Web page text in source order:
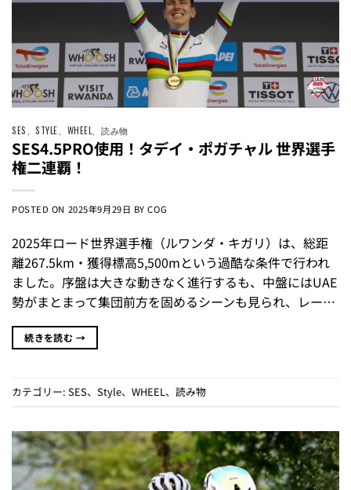
SES 、STYLE WHEEL 読み物
SES4.5PRO使用！タデイ・ポガチャル 世界選手
権二連覇！
POSTED ON 2025年9月29日 BYCOG
2025年ロード世界選手権（ルワンダ・キガリ）は、総距
離267.5km・獲得標高5,500mという過酷な条件で行われ
ました。序盤は大きな動きなく進行するも、中盤にはUAE
勢がまとまって集団前方を固めるシーンも見られ、レー…
続きを読む →
カテゴリー: SES、 Style、 WHEEL、 読み物